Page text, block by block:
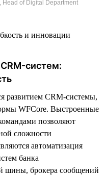
Head of Digital Department
систем:
развитием CRM-системы,
WFСore. Выстроенные
позволяют
сложности
автоматизация
банка
шины, брокера сообщений